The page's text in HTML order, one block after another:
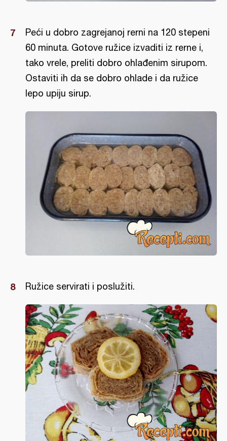
Peći u dobro zagrejanoj rerni na 120 stepeni
60 minuta. Gotove ružice izvaditi iz rerne i,
tako vrele, preliti dobro ohlađenim sirupom.
Ostaviti ih da se dobro ohlade i da ružice
lepo upiju sirup.
Ružice servirati i poslužiti.